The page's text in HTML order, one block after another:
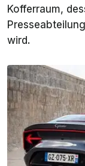
Kofferraum,
wird.